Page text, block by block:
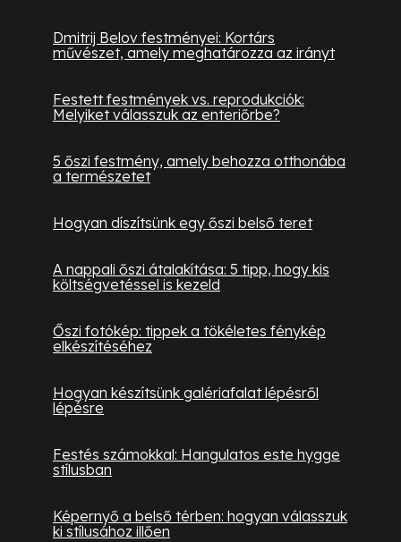
Dmitrij Belov festményei: Kortárs
művészet, amely meghatározza az irányt
Festett festmények vs. reprodukciók:
Melyiket válasszuk az enteriőrbe?
5 őszi festmény, amely behozza otthonába
a természetet
Hogyan díszítsünk egy őszi belső teret
A nappali őszi átalakítása: 5 tipp, hogy kis
költségvetéssel is kezeld
Őszi fotókép: tippek a tökéletes fénykép
elkészítéséhez
Hogyan készítsünk galériafalat lépésről
lépésre
Festés számokkal: Hangulatos este hygge
stílusban
Képernyő a belső térben: hogyan válasszuk
ki stílusához illően